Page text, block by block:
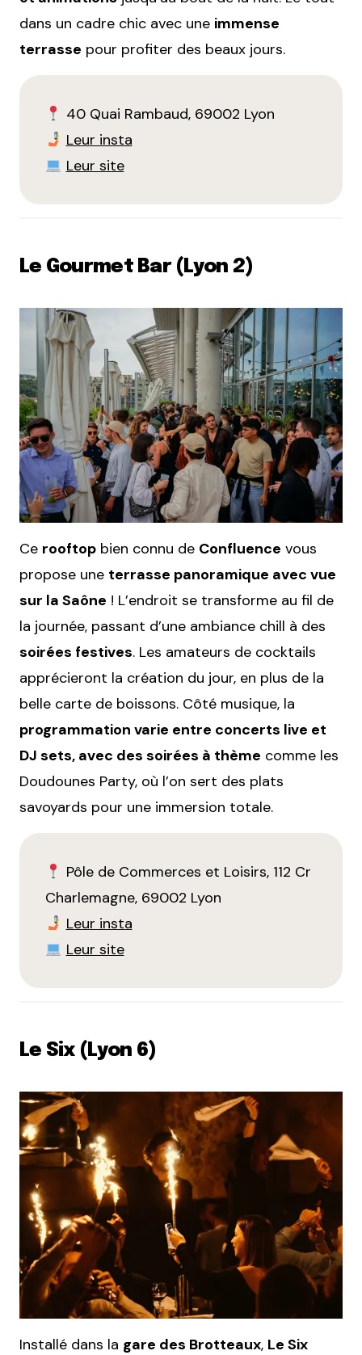
dans un cadre chic avec une immense
terrasse pour profiter des beaux jours.
40 Quai Rambaud, 69002 Lyon
Leur insta
Leur site
Le Gourmet Bar (Lyon 2)
Ce rooftop bien connu de Confluence vous
propose une terrasse panoramique avec vue
sur la Saône ! L’endroit se transforme au fil de
la journée, passant d’une ambiance chill à des
soirées festives. Les amateurs de cocktails
apprécieront la création du jour, en plus de la
belle carte de boissons. Côté musique, la
programmation varie entre concerts live et
DJ sets, avec des soirées à thème comme les
Doudounes Party, où l’on sert des plats
savoyards pour une immersion totale.
Pôle de Commerces et Loisirs, 112 Cr
Charlemagne, 69002 Lyon
Leur insta
Leur site
Le Six (Lyon 6)
Installé dans la gare des Brotteaux, Le Six